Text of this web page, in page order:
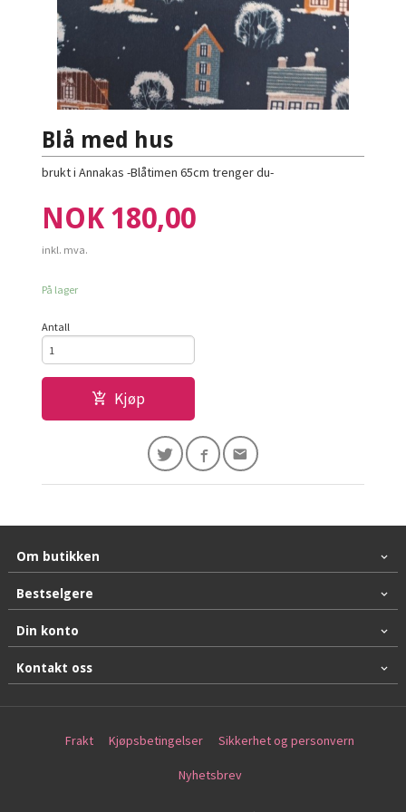
Blå med hus
brukt i Annakas -Blåtimen 65cm trenger du-
Pris
NOK 180,00
inkl. mva.
På lager
Antall
Kjøp
Om butikken
Bestselgere
Din konto
Kontakt oss
Frakt Kjøpsbetingelser Sikkerhet og personvern
Nyhetsbrev